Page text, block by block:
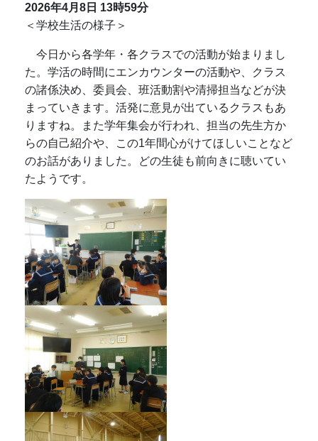
2026年4月8日 13時59分
＜学校生活の様子＞
今日から各学年・各クラスでの活動が始まりまし
た。学活の時間にエンカウンターの活動や、クラス
の諸係決め、委員会、班活動割や清掃担当などが決
まっていきます。活発に意見が出ているクラスもあ
りますね。また学年集会が行われ、担当の先生方か
らの自己紹介や、この1年間心がけてほしいことなど
のお話がありました。どの生徒も前向きに聴いてい
たようです。